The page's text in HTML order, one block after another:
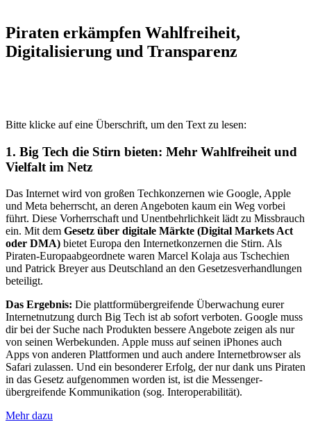
Piraten erkämpfen Wahlfreiheit,
Digitalisierung und Transparenz
Bitte klicke auf eine Überschrift, um den Text zu lesen:
1. Big Tech die Stirn bieten: Mehr Wahlfreiheit und
Vielfalt im Netz
Das Internet wird von großen Techkonzernen wie Google, Apple
und Meta beherrscht, an deren Angeboten kaum ein Weg vorbei
führt. Diese Vorherrschaft und Unentbehrlichkeit lädt zu Missbrauch
ein. Mit dem Gesetz über digitale Märkte (Digital Markets Act
oder DMA) bietet Europa den Internetkonzernen die Stirn. Als
Piraten-Europaabgeordnete waren Marcel Kolaja aus Tschechien
und Patrick Breyer aus Deutschland an den Gesetzesverhandlungen
beteiligt.
Das Ergebnis: Die plattformübergreifende Überwachung eurer
Internetnutzung durch Big Tech ist ab sofort verboten. Google muss
dir bei der Suche nach Produkten bessere Angebote zeigen als nur
von seinen Werbekunden. Apple muss auf seinen iPhones auch
Apps von anderen Plattformen und auch andere Internetbrowser als
Safari zulassen. Und ein besonderer Erfolg, der nur dank uns Piraten
in das Gesetz aufgenommen worden ist, ist die Messenger-
übergreifende Kommunikation (sog. Interoperabilität).
Mehr dazu